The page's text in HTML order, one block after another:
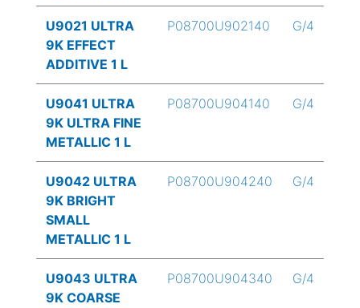
U9021 ULTRA
9K EFFECT
ADDITIVE 1 L
P08700U902140 G/4
U9041 ULTRA
9K ULTRA FINE
METALLIC 1 L
P08700U904140 G/4
U9042 ULTRA
9K BRIGHT
SMALL
METALLIC 1 L
P08700U904240 G/4
U9043 ULTRA
9K COARSE
P08700U904340 G/4